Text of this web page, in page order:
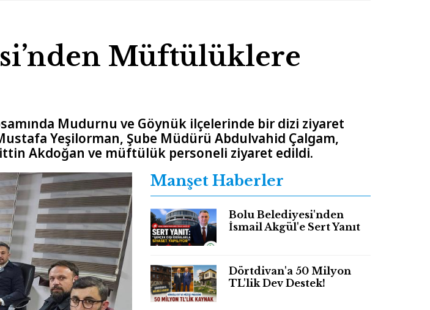
Müftülüklere
Mudurnu ve Göynük ilçelerinde bir dizi ziyaret
Yeşilorman, Şube Müdürü Abdulvahid Çalgam,
Akdoğan ve müftülük personeli ziyaret edildi.
Manşet Haberler
Bolu Belediyesi'nden
İsmail Akgül'e Sert Yanıt
Dörtdivan'a 50 Milyon
TL'lik Dev Destek!